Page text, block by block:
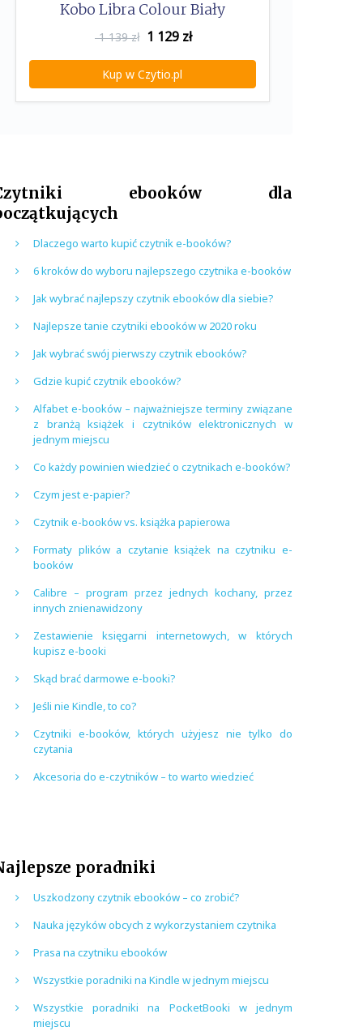
Kobo Libra Colour Biały
1 139 zł 1 129 zł
Kup w Czytio.pl
ebooków dla
Dlaczego warto kupić czytnik e-booków?
6 kroków do wyboru najlepszego czytnika e-booków
Jak wybrać najlepszy czytnik ebooków dla siebie?
Najlepsze tanie czytniki ebooków w 2020 roku
Jak wybrać swój pierwszy czytnik ebooków?
Gdzie kupić czytnik ebooków?
Alfabet e-booków – najważniejsze terminy związane
z branżą książek i czytników elektronicznych w
jednym miejscu
Co każdy powinien wiedzieć o czytnikach e-booków?
Czym jest e-papier?
Czytnik e-booków vs. książka papierowa
Formaty plików a czytanie książek na czytniku e-
booków
Calibre – program przez jednych kochany, przez
innych znienawidzony
Zestawienie księgarni internetowych, w których
kupisz e-booki
Skąd brać darmowe e-booki?
Jeśli nie Kindle, to co?
Czytniki e-booków, których użyjesz nie tylko do
czytania
Akcesoria do e-czytników – to warto wiedzieć
poradniki
Uszkodzony czytnik ebooków – co zrobić?
Nauka języków obcych z wykorzystaniem czytnika
Prasa na czytniku ebooków
Wszystkie poradniki na Kindle w jednym miejscu
Wszystkie poradniki na PocketBooki w jednym
miejscu